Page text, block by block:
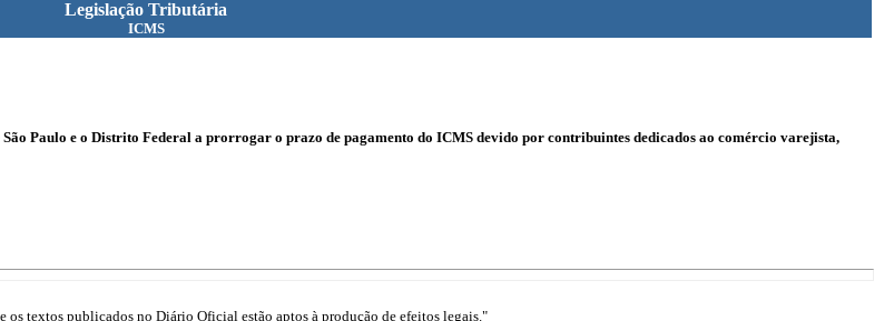
Legislação Tributária
ICMS
Paulo e o Distrito Federal a prorrogar o prazo de pagamento do ICMS devido por contribuintes dedicados ao comércio varejista,
os textos publicados no Diário Oficial estão aptos à produção de efeitos legais."